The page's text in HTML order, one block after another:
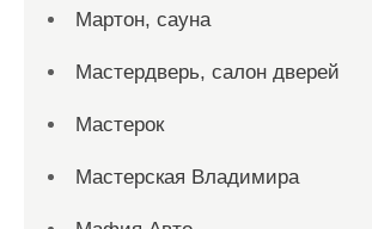
Мартон, сауна
Мастердверь, салон дверей
Мастерок
Мастерская Владимира